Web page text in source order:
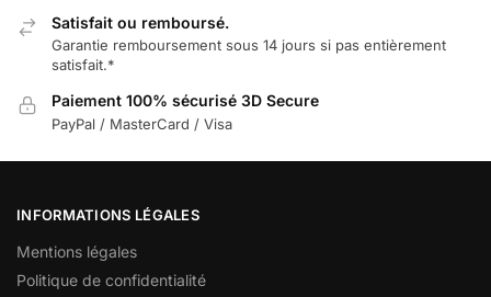
Satisfait ou remboursé.
Garantie remboursement sous 14 jours si pas entièrement
satisfait.*
Paiement 100% sécurisé 3D Secure
PayPal / MasterCard / Visa
INFORMATIONS LÉGALES
Mentions légales
Politique de confidentialité